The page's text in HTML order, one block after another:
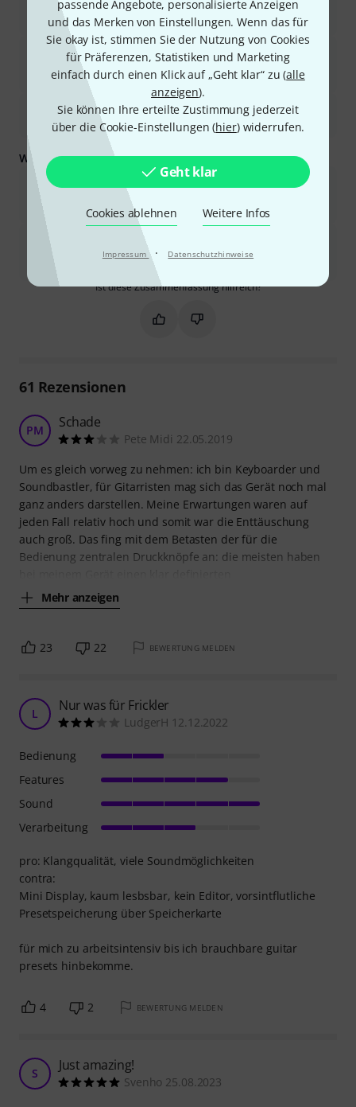
passende Angebote, personalisierte Anzeigen
und das Merken von Einstellungen. Wenn das für
Sie okay ist, stimmen Sie der Nutzung von Cookies
für Präferenzen, Statistiken und Marketing
einfach durch einen Klick auf „Geht klar“ zu (alle
anzeigen).
Sie können Ihre erteilte Zustimmung jederzeit
über die Cookie-Einstellungen (hier) widerrufen.
Geht klar
Cookies ablehnen Weitere Infos
Impressum · Datenschutzhinweise
Das Gerät bietet umfangreiche kreative Möglichkeiten für
Sounddesign und modulare Synthese.
Es liefert einen hochwertigen Klang für seine Effekte und kann
als vielseitiges Multi-Effektgerät, Synthesizer oder MIDI-
Controller fungieren.
Die Benutzeroberfläche mag anfangs abschreckend wirken, wird
aber mit etwas Übung und mithilfe von Anleitungen intuitiv.
Was Sie außerdem wissen sollten:
Der kleine Bildschirm und das Fehlen eines dedizierten
Software-Editors können das Erstellen und Navigieren von
Patches erschweren.
Die CPU kann bei komplexen Patches ein limitierender Faktor
sein, und einige eingebaute Verzerrungseffekte klingen
Ist diese Zusammenfassung hilfreich?
Markieren Sie diese
Markieren Sie diese
61 Rezensionen
PM Schade
Pete Midi 22.05.2019
Um es gleich vorweg zu nehmen: ich bin Keyboarder und
Soundbastler, für Gitarristen mag sich das Gerät noch mal
ganz anders darstellen. Meine Erwartungen waren auf
jeden Fall relativ hoch und somit war die Enttäuschung
auch groß. Das fing mit dem Betasten der für die
Bedienung zentralen Druckknöpfe an: die meisten haben
Mehr anzeigen
23 22 BEWERTUNG MELDEN
L Nur was für Frickler
LudgerH 12.12.2022
pro: Klangqualität, viele Soundmöglichkeiten
contra:
Mini Display, kaum lesbsbar, kein Editor, vorsintflutliche
Presetspeicherung über Speicherkarte
für mich zu arbeitsintensiv bis ich brauchbare guitar
presets hinbekomme.
Bedienung
Features
Sound
Verarbeitung
4 2 BEWERTUNG MELDEN
S Just amazing!
Svenho 25.08.2023